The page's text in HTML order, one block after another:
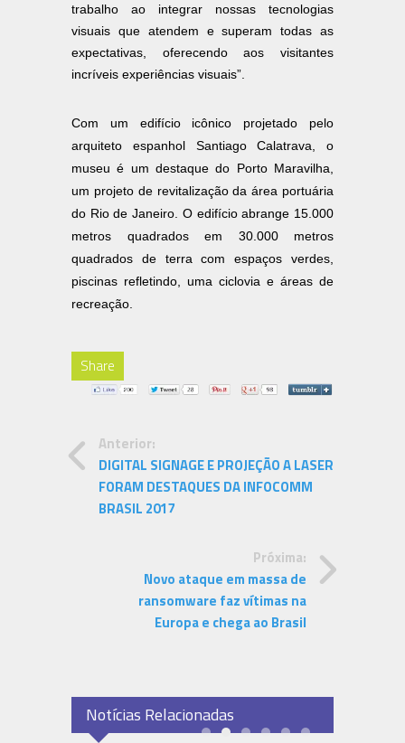
trabalho ao integrar nossas tecnologias
visuais que atendem e superam todas as
expectativas, oferecendo aos visitantes
incríveis experiências visuais”.
Com um edifício icônico projetado pelo
arquiteto espanhol Santiago Calatrava, o
museu é um destaque do Porto Maravilha,
um projeto de revitalização da área portuária
do Rio de Janeiro. O edifício abrange 15.000
metros quadrados em 30.000 metros
quadrados de terra com espaços verdes,
piscinas refletindo, uma ciclovia e áreas de
recreação.
Share
Anterior:
DIGITAL SIGNAGE E PROJEÇÃO A LASER
FORAM DESTAQUES DA INFOCOMM
BRASIL 2017
Próxima:
Novo ataque em massa de
ransomware faz vítimas na
Europa e chega ao Brasil
Notícias Relacionadas